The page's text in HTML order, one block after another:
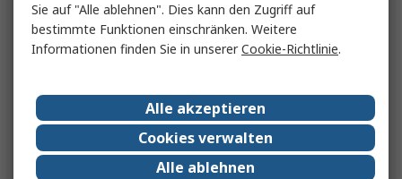
Sie auf "Alle ablehnen". Dies kann den Zugriff auf
bestimmte Funktionen einschränken. Weitere
Informationen finden Sie in unsererCookie-Richtlinie.
Alle akzeptieren
Cookies verwalten
Alle ablehnen